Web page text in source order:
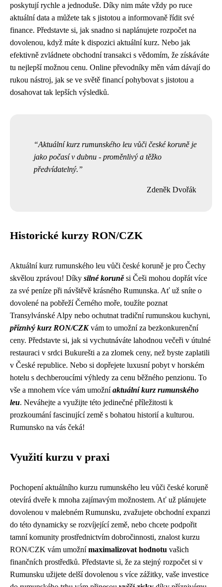
poskytují rychle a jednoduše. Díky nim máte vždy po ruce
aktuální data a můžete tak s jistotou a informovaně řídit své
finance. Představte si, jak snadno si naplánujete rozpočet na
dovolenou, když máte k dispozici aktuální kurz. Nebo jak
efektivně zvládnete obchodní transakci s vědomím, že získáváte
tu nejlepší možnou cenu. Online převodníky měn vám dávají do
rukou nástroj, jak se ve světě financí pohybovat s jistotou a
dosahovat tak lepších výsledků.
Aktuální kurz rumunského leu vůči české koruně je
jako počasí v dubnu - proměnlivý a těžko
předvídatelný.
Zdeněk Dvořák
Historické kurzy RON/CZK
Aktuální kurz rumunského leu vůči české koruně je pro Čechy
skvělou zprávou! Díky silné koruněsi Češi mohou dopřát více
za své peníze při návštěvě krásného Rumunska. Ať už sníte o
dovolené na pobřeží Černého moře, toužíte poznat
Transylvánské Alpy nebo ochutnat tradiční rumunskou kuchyni,
příznivý kurz RON/CZKvám to umožní za bezkonkurenční
ceny. Představte si, jak si vychutnáváte lahodnou večeři v útulné
restauraci v srdci Bukurešti a za zlomek ceny, než byste zaplatili
v České republice. Nebo si dopřejete luxusní pobyt v horském
hotelu s dechberoucími výhledy za cenu běžného penzionu. To
vše a mnohem více vám umožníaktuální kurz rumunského
leu. Neváhejte a využijte této jedinečné příležitosti k
prozkoumání fascinující země s bohatou historií a kulturou.
Rumunsko na vás čeká!
Využití kurzu v praxi
Pochopení aktuálního kurzu rumunského leu vůči české koruně
otevírá dveře k mnoha zajímavým možnostem. Ať už plánujete
dovolenou v malebném Rumunsku, zvažujete obchodní expanzi
do této dynamicky se rozvíjející země, nebo chcete podpořit
tamní komunity prostřednictvím dobročinnosti, znalost kurzu
RON/CZK vám umožnímaximalizovat hodnotu vašich
finančních prostředků. Představte si, že za stejný rozpočet si v
Rumunsku užijete delší dovolenou s více zážitky, vaše investice